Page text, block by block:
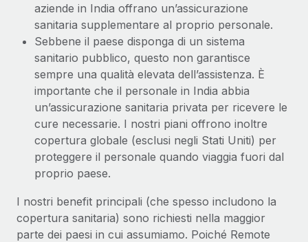
aziende in India offrano un’assicurazione
sanitaria supplementare al proprio personale.
Sebbene il paese disponga di un sistema
sanitario pubblico, questo non garantisce
sempre una qualità elevata dell’assistenza. È
importante che il personale in India abbia
un’assicurazione sanitaria privata per ricevere le
cure necessarie. I nostri piani offrono inoltre
copertura globale (esclusi negli Stati Uniti) per
proteggere il personale quando viaggia fuori dal
proprio paese.
I nostri benefit principali (che spesso includono la
copertura sanitaria) sono richiesti nella maggior
parte dei paesi in cui assumiamo. Poiché Remote